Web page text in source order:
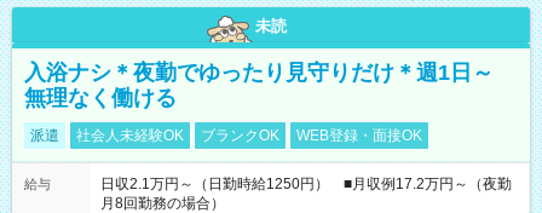
未読
入浴ナシ＊夜勤でゆったり見守りだけ＊週1日～
無理なく働ける
派遣 社会人未経験OK ブランクOK WEB登録・面接OK
給与
日収2.1万円～（日勤時給1250円） ■月収例17.2万円～（夜勤
月8回勤務の場合）